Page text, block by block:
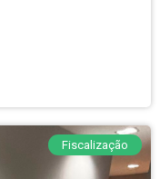
Fiscalização